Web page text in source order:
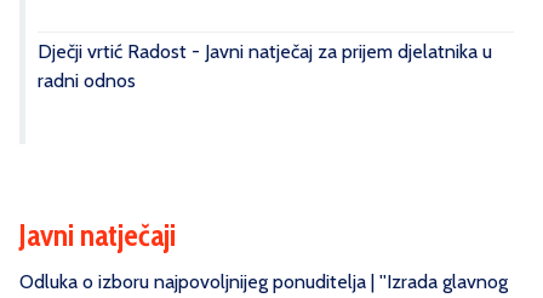
Dječji vrtić Radost - Javni natječaj za prijem djelatnika u
radni odnos
Javni natječaji
Odluka o izboru najpovoljnijeg ponuditelja | ''Izrada glavnog